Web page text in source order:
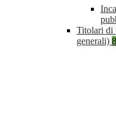
Titolari di
generali) 8